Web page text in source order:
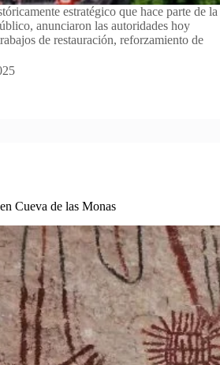
estratégico que hace parte de la
anunciaron las autoridades hoy
de restauración, reforzamiento de
Cueva de las Monas